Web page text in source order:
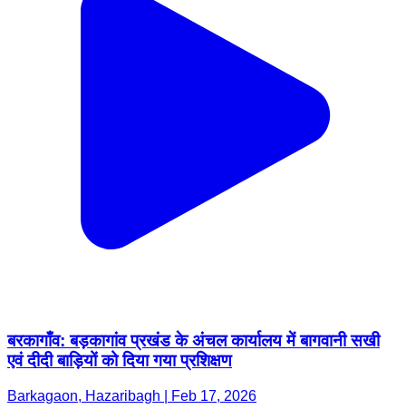
बरकागाँव: बड़कागांव प्रखंड के अंचल कार्यालय में बागवानी सखी
एवं दीदी बाड़ियों को दिया गया प्रशिक्षण
Barkagaon, Hazaribagh | Feb 17, 2026